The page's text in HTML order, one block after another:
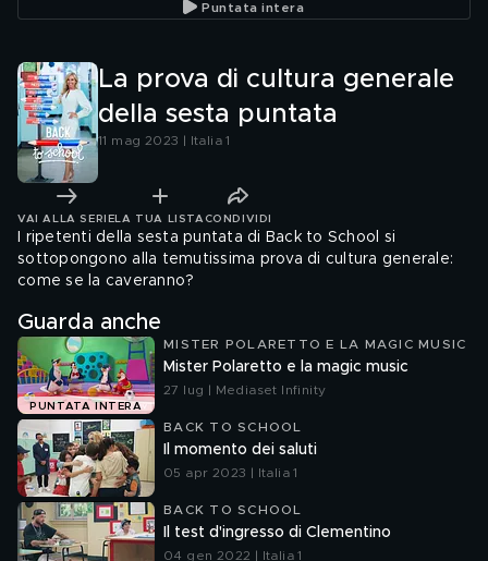
Puntata intera
La prova di cultura generale
della sesta puntata
11 mag 2023 | Italia 1
VAI ALLA SERIE LA TUA LISTA CONDIVIDI
I ripetenti della sesta puntata di Back to School si
sottopongono alla temutissima prova di cultura generale:
come se la caveranno?
Guarda anche
PUNTATA INTERA
MISTER POLARETTO E LA MAGIC MUSIC
Mister Polaretto e la magic music
27 lug | Mediaset Infinity
BACK TO SCHOOL
Il momento dei saluti
05 apr 2023 | Italia 1
BACK TO SCHOOL
Il test d'ingresso di Clementino
04 gen 2022 | Italia 1